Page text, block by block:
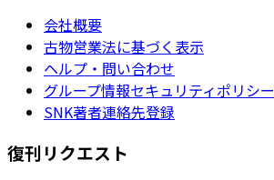
会社概要
古物営業法に基づく表示
ヘルプ・問い合わせ
グループ情報セキュリティポリシー
SNK著者連絡先登録
復刊リクエスト